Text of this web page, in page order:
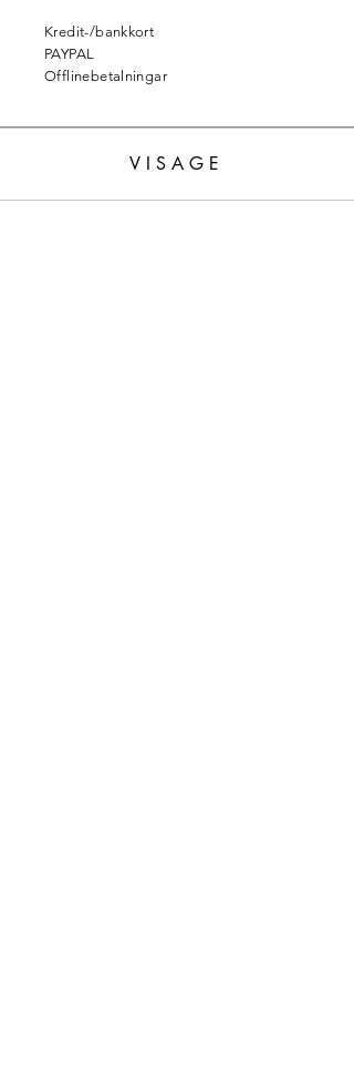
Kredit-/bankkort
PAYPAL
Offlinebetalningar
VISAGE